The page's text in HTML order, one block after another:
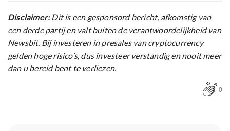
Disclaimer:Dit is een gesponsord bericht, afkomstig van
een derde partij en valt buiten de verantwoordelijkheid van
Newsbit. Bij investeren in presales van cryptocurrency
gelden hoge risico’s, dus investeer verstandig en nooit meer
dan u bereid bent te verliezen.
0